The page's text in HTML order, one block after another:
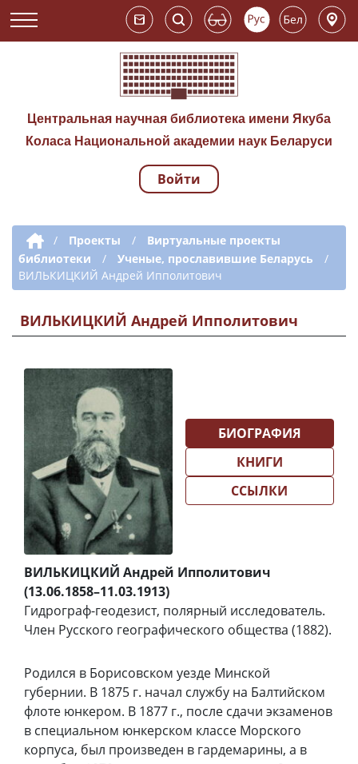
Центральная научная библиотека имени Якуба
Коласа Национальной академии наук Беларуси
Навигация по
Войти
Дополнительная навигация
/ Проекты /
Виртуальные проекты
библиотеки
/ Ученые, прославившие Беларусь
/
ВИЛЬКИЦКИЙ Андрей Ипполитович
ВИЛЬКИЦКИЙ Андрей Ипполитович
ВИЛЬКИЦКИЙ Андрей Ипполитович
(13.06.1858–11.03.1913)
Гидрограф-геодезист, полярный исследователь.
Член Русского географического общества (1882).
БИОГРАФИЯ
КНИГИ
ССЫЛКИ
Родился в Борисовском уезде Минской
губернии. В 1875 г. начал службу на Балтийском
флоте юнкером. В 1877 г., после сдачи экзаменов
в специальном юнкерском классе Морского
корпуса, был произведен в гардемарины, а в